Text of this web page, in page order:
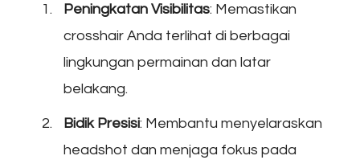
Peningkatan Visibilitas: Memastikan
crosshair Anda terlihat di berbagai
lingkungan permainan dan latar
belakang.
Bidik Presisi: Membantu menyelaraskan
headshot dan menjaga fokus pada